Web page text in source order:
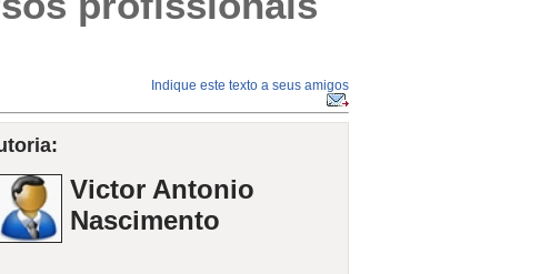
Indique este texto a seus amigos
Victor Antonio
Nascimento